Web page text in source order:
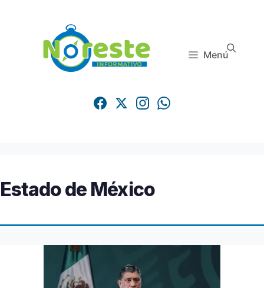
Menú
Estado de México